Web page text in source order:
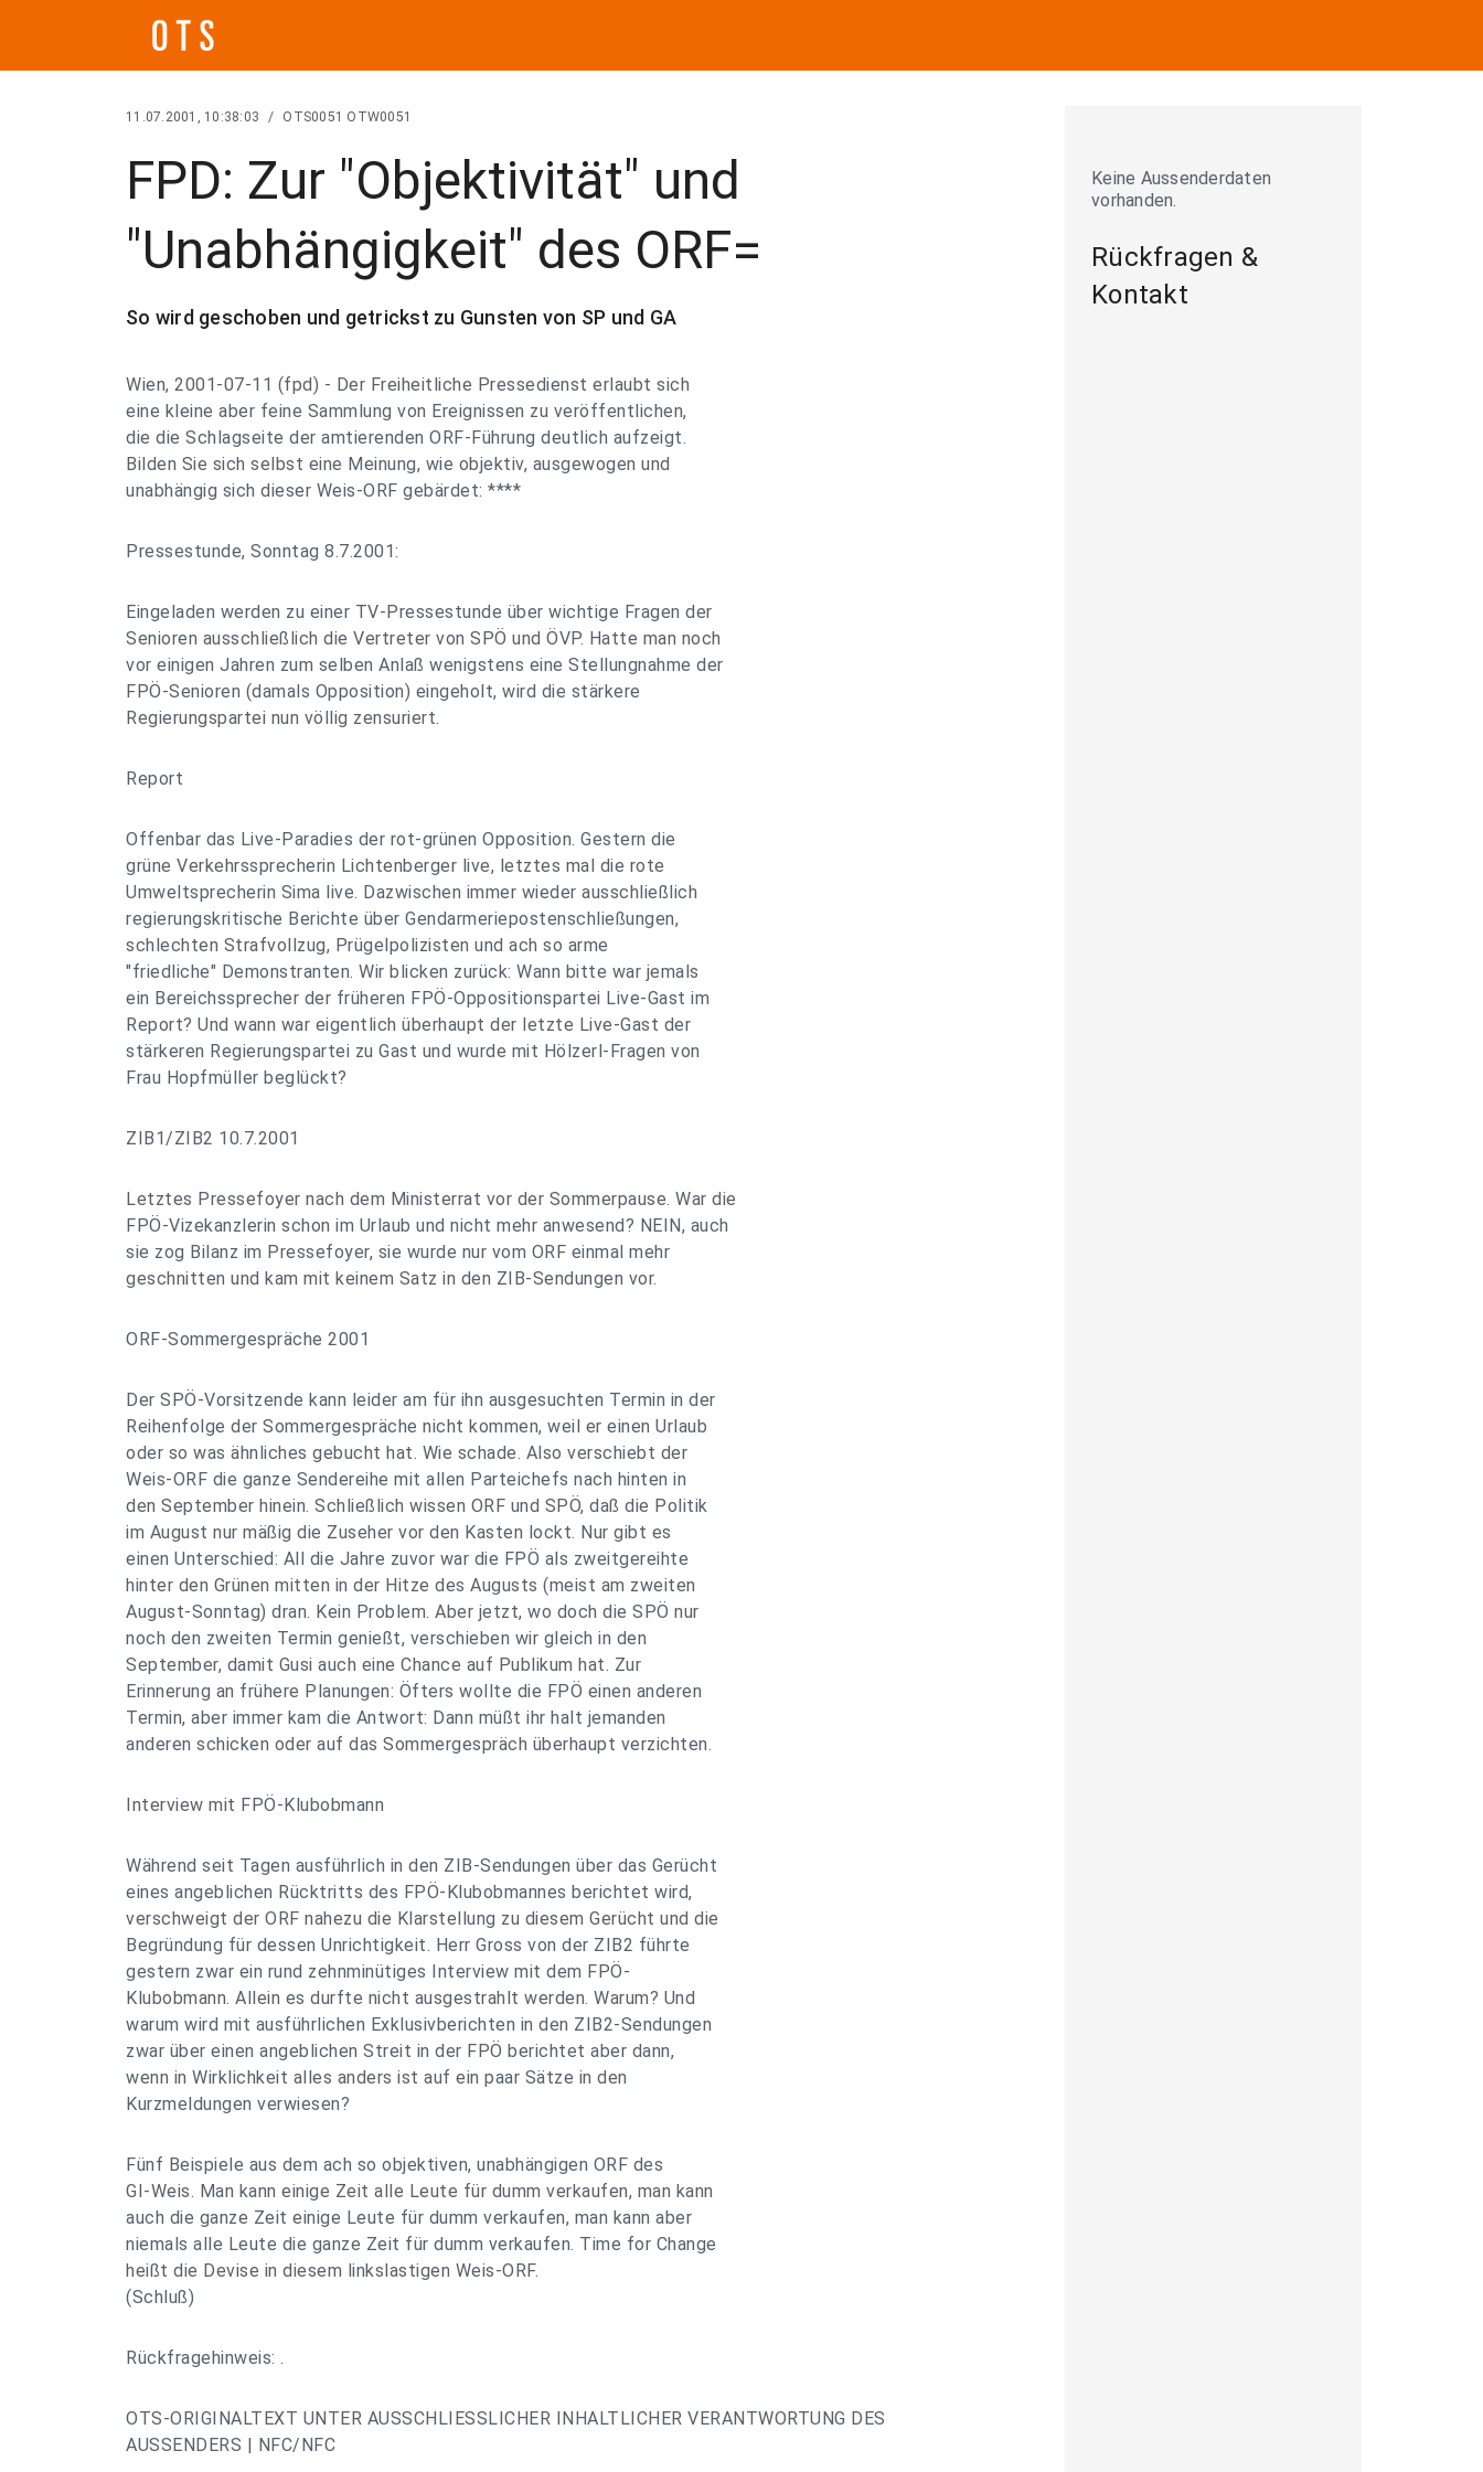
11.07.2001, 10:38:03 / OTS0051 OTW0051
FPD: Zur "Objektivität" und
"Unabhängigkeit" des ORF=
So wird geschoben und getrickst zu Gunsten von SP und GA
Wien, 2001-07-11 (fpd) - Der Freiheitliche Pressedienst erlaubt sich
eine kleine aber feine Sammlung von Ereignissen zu veröffentlichen,
die die Schlagseite der amtierenden ORF-Führung deutlich aufzeigt.
Bilden Sie sich selbst eine Meinung, wie objektiv, ausgewogen und
unabhängig sich dieser Weis-ORF gebärdet: ****
Pressestunde, Sonntag 8.7.2001:
Eingeladen werden zu einer TV-Pressestunde über wichtige Fragen der
Senioren ausschließlich die Vertreter von SPÖ und ÖVP. Hatte man noch
vor einigen Jahren zum selben Anlaß wenigstens eine Stellungnahme der
FPÖ-Senioren (damals Opposition) eingeholt, wird die stärkere
Regierungspartei nun völlig zensuriert.
Report
Offenbar das Live-Paradies der rot-grünen Opposition. Gestern die
grüne Verkehrssprecherin Lichtenberger live, letztes mal die rote
Umweltsprecherin Sima live. Dazwischen immer wieder ausschließlich
regierungskritische Berichte über Gendarmeriepostenschließungen,
schlechten Strafvollzug, Prügelpolizisten und ach so arme
"friedliche" Demonstranten. Wir blicken zurück: Wann bitte war jemals
ein Bereichssprecher der früheren FPÖ-Oppositionspartei Live-Gast im
Report? Und wann war eigentlich überhaupt der letzte Live-Gast der
stärkeren Regierungspartei zu Gast und wurde mit Hölzerl-Fragen von
Frau Hopfmüller beglückt?
ZIB1/ZIB2 10.7.2001
Letztes Pressefoyer nach dem Ministerrat vor der Sommerpause. War die
FPÖ-Vizekanzlerin schon im Urlaub und nicht mehr anwesend? NEIN, auch
sie zog Bilanz im Pressefoyer, sie wurde nur vom ORF einmal mehr
geschnitten und kam mit keinem Satz in den ZIB-Sendungen vor.
ORF-Sommergespräche 2001
Der SPÖ-Vorsitzende kann leider am für ihn ausgesuchten Termin in der
Reihenfolge der Sommergespräche nicht kommen, weil er einen Urlaub
oder so was ähnliches gebucht hat. Wie schade. Also verschiebt der
Weis-ORF die ganze Sendereihe mit allen Parteichefs nach hinten in
den September hinein. Schließlich wissen ORF und SPÖ, daß die Politik
im August nur mäßig die Zuseher vor den Kasten lockt. Nur gibt es
einen Unterschied: All die Jahre zuvor war die FPÖ als zweitgereihte
hinter den Grünen mitten in der Hitze des Augusts (meist am zweiten
August-Sonntag) dran. Kein Problem. Aber jetzt, wo doch die SPÖ nur
noch den zweiten Termin genießt, verschieben wir gleich in den
September, damit Gusi auch eine Chance auf Publikum hat. Zur
Erinnerung an frühere Planungen: Öfters wollte die FPÖ einen anderen
Termin, aber immer kam die Antwort: Dann müßt ihr halt jemanden
anderen schicken oder auf das Sommergespräch überhaupt verzichten.
Interview mit FPÖ-Klubobmann
Während seit Tagen ausführlich in den ZIB-Sendungen über das Gerücht
eines angeblichen Rücktritts des FPÖ-Klubobmannes berichtet wird,
verschweigt der ORF nahezu die Klarstellung zu diesem Gerücht und die
Begründung für dessen Unrichtigkeit. Herr Gross von der ZIB2 führte
gestern zwar ein rund zehnminütiges Interview mit dem FPÖ-
Klubobmann. Allein es durfte nicht ausgestrahlt werden. Warum? Und
warum wird mit ausführlichen Exklusivberichten in den ZIB2-Sendungen
zwar über einen angeblichen Streit in der FPÖ berichtet aber dann,
wenn in Wirklichkeit alles anders ist auf ein paar Sätze in den
Kurzmeldungen verwiesen?
Fünf Beispiele aus dem ach so objektiven, unabhängigen ORF des
GI-Weis. Man kann einige Zeit alle Leute für dumm verkaufen, man kann
auch die ganze Zeit einige Leute für dumm verkaufen, man kann aber
niemals alle Leute die ganze Zeit für dumm verkaufen. Time for Change
heißt die Devise in diesem linkslastigen Weis-ORF.
(Schluß)
Rückfragehinweis: .
OTS-ORIGINALTEXT UNTER AUSSCHLIESSLICHER INHALTLICHER VERANTWORTUNG DES
AUSSENDERS | NFC/NFC
Keine Aussenderdaten
vorhanden.
Rückfragen &
Kontakt